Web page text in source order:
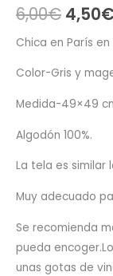
6,00€ El
era:
6,00€.
4,50
Chica en París
Color-Gris y
Medida-49×49
Algodón 100%.
La tela es similar
Muy adecuado
Se recomienda
pueda
unas gotas de